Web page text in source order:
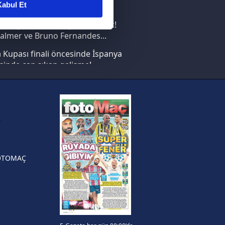
kullanılmaktadır. Bu
sunulması
detaylı bilgi için Ayarlar
ve sitemizde ilgili
Et
en büyüğü İspanya!
transferi böyle bitirecek!
ve Bruno Fernandes...
Kupası finali öncesinde İspanya
can sıkan gelişme!
Dünya Kupası'nı kazanana
yüzüğü verilecek
Crespo, Meksika Ligi
Atlas'ın yeni teknik